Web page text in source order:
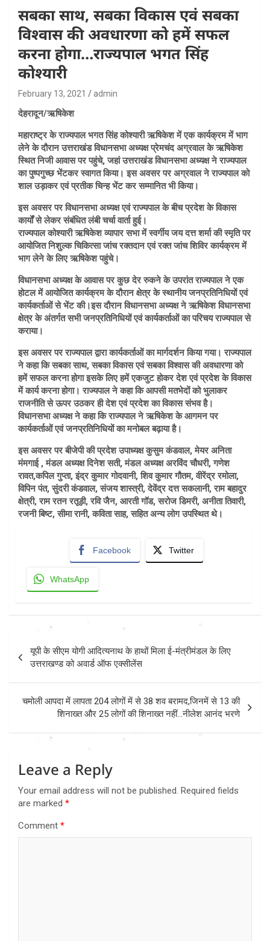
सबका साथ, सबका विकास एवं सबका
विश्वास की अवधारणा को हमें सफल
करना होगा…राज्यपाल भगत सिंह
कोश्यारी
February 13, 2021 admin
देहरादून/ऋषिकेश
महाराष्ट्र के राज्यपाल भगत सिंह कोश्यारी ऋषिकेश में एक कार्यक्रम में भाग
लेने के दौरान उत्तराखंड विधानसभा अध्यक्ष प्रेमचंद अग्रवाल के ऋषिकेश
स्थित निजी आवास पर पहुंचे, जहां उत्तराखंड विधानसभा अध्यक्ष ने राज्यपाल
का पुष्पगुच्छ भेंटकर स्वागत किया। इस अवसर पर अग्रवाल ने राज्यपाल को
शाल उड़ाकर एवं प्रतीक चिन्ह भेंट कर सम्मानित भी किया।
इस अवसर पर विधानसभा अध्यक्ष एवं राज्यपाल के बीच प्रदेश के विकास
कार्यों से लेकर संबंधित लंबी चर्चा वार्ता हुई।
राज्यपाल कोश्यारी ऋषिकेश व्यापार सभा में स्वर्गीय जय दत्त शर्मा की स्मृति पर
आयोजित निशुल्क चिकित्सा जांच रक्तदान एवं रक्त जांच शिविर कार्यक्रम में
भाग लेने के लिए ऋषिकेश पहुंचे।
विधानसभा अध्यक्ष के आवास पर कुछ देर रुकने के उपरांत राज्यपाल ने एक
होटल में आयोजित कार्यक्रम के दौरान क्षेत्र के स्थानीय जनप्रतिनिधियों एवं
कार्यकर्ताओं से भेंट की।इस दौरान विधानसभा अध्यक्ष ने ऋषिकेश विधानसभा
क्षेत्र के अंतर्गत सभी जनप्रतिनिधियों एवं कार्यकर्ताओं का परिचय राज्यपाल से
कराया।
इस अवसर पर राज्यपाल द्वारा कार्यकर्ताओं का मार्गदर्शन किया गया। राज्यपाल
ने कहा कि सबका साथ, सबका विकास एवं सबका विश्वास की अवधारणा को
हमें सफल करना होगा इसके लिए हमें एकजुट होकर देश एवं प्रदेश के विकास
में कार्य करना होगा। राज्यपाल ने कहा कि आपसी मतभेदों को भुलाकर
राजनीति से ऊपर उठकर ही देश एवं प्रदेश का विकास संभव है।
विधानसभा अध्यक्ष ने कहा कि राज्यपाल ने ऋषिकेश के आगमन पर
कार्यकर्ताओं एवं जनप्रतिनिधियों का मनोबल बढ़ाया है।
इस अवसर पर बीजेपी की प्रदेश उपाध्यक्ष कुसुम कंडवाल, मेयर अनिता
मंमगाई , मंडल अध्यक्ष दिनेश सती, मंडल अध्यक्ष अरविंद चौधरी, गणेश
रावत,कपिल गुप्ता, इंद्र कुमार गोदवानी, शिव कुमार गौतम, वीरेंद्र रमोला,
विपिन पंत, सुंदरी कंडवाल, संजय शास्त्री, देवेंद्र दत्त सकलानी, राम बहादुर
क्षेत्री, राम रतन रतूड़ी, रवि जैन, आरती गॉड, सरोज डिमरी, अनीता तिवारी,
रजनी बिष्ट, सीमा रानी, कविता साह, सहित अन्य लोग उपस्थित थे।
Facebook Twitter
WhatsApp
Post
navigation
यूपी के सीएम योगी आदित्यनाथ के हाथों मिला ई-मंत्रीमंडल के लिए
उत्तराखण्ड को अवार्ड ऑफ एक्सीलेंस
चमोली आपदा में लापता 204 लोगों में से 38 शव बरामद,जिनमें से 13 की
शिनाख्त और 25 लोगों की शिनाख्त नहीं…नीलेश आनंद भरणे
Leave a Reply
Your email address will not be published. Required fields
are marked *
Comment *